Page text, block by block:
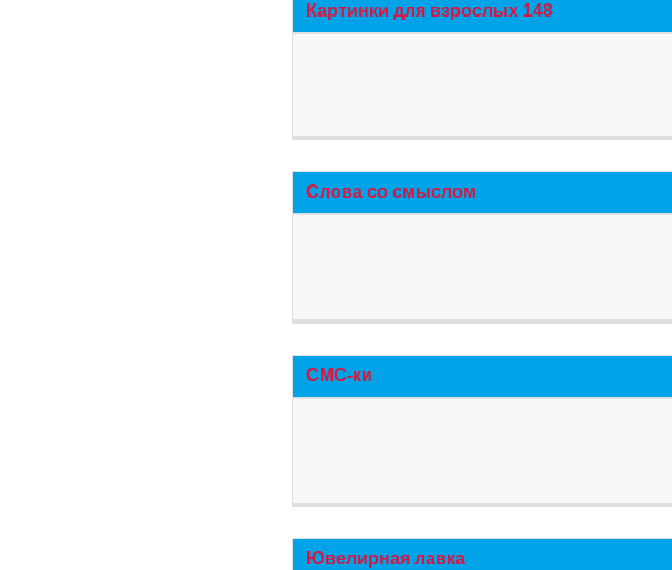
Картинки для взрослых 148
Слова со смыслом
СМС-ки
Ювелирная лавка